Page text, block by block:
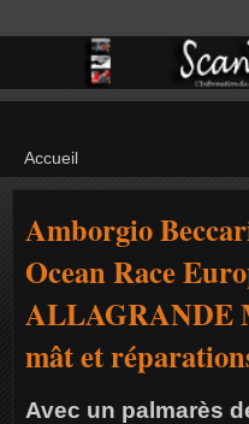
Amborgio
Ocean Race
ALLAGRANDE
mât et
Avec un palmarès